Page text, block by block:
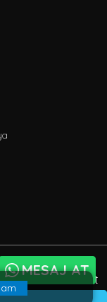
Tic. Ve
BöcekSoft
MESAJ AT